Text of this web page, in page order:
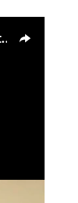
Azərbaycanlı avropalıdan iki dəfə az ət yeyir, amma... 'Qiymət artımı qaçılmazdır'